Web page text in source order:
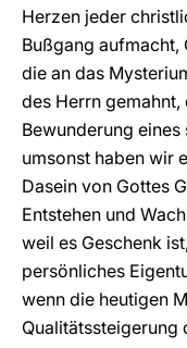
Herzen jeder
Bußgang aufmacht,
die an das
des Herrn
Bewunderung
umsonst haben wir
Dasein von Gottes
Entstehen und
weil es Geschenk
persönliches
wenn die heutigen
Qualitätssteigerung